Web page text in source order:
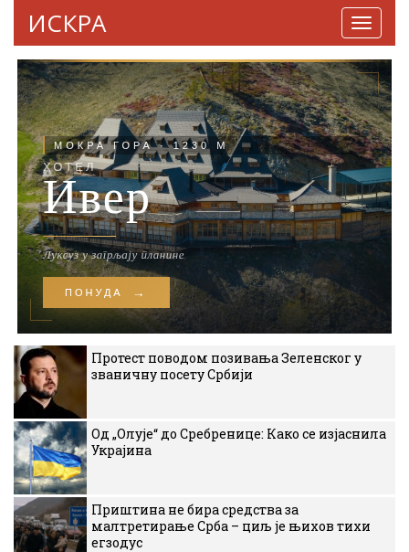
ИСКРА
Протест поводом позивања Зеленског у
званичну посету Србији
Од „Олује“ до Сребренице: Како се изјаснила
Украјина
Приштина не бира средства за
малтретирање Срба – циљ је њихов тихи
егзодус